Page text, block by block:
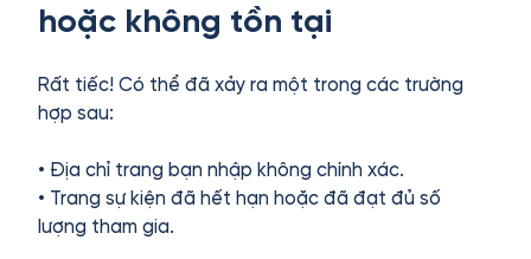
hoặc không tồn tại
Rất tiếc! Có thể đã xảy ra một trong các trường
hợp sau:
• Địa chỉ trang bạn nhập không chính xác.
• Trang sự kiện đã hết hạn hoặc đã đạt đủ số
lượng tham gia.